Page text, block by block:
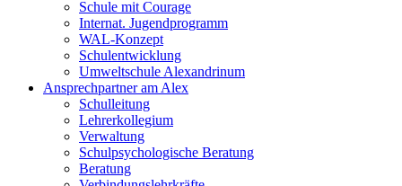
Schule mit Courage
Internat. Jugendprogramm
WAL-Konzept
Schulentwicklung
Umweltschule Alexandrinum
Ansprechpartner am Alex
Schulleitung
Lehrerkollegium
Verwaltung
Schulpsychologische Beratung
Beratung